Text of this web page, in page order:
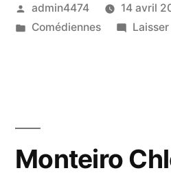
Publié
par
admin4474
14 avril
Publié
Comédiennes
Monteiro